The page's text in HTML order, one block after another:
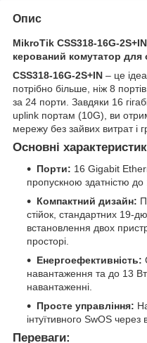
Опис
MikroTik CSS318-16G-
керований комутатор для
CSS318-16G-2S+IN – це
потрібно більше, ніж 8
за 24 порти. Завдяки 16
uplink портам (10G), ви
мережу без зайвих витрат і
Основні
Порти: 16 Gigabit
пропускною здатністю до
Компактний дизайн:
стійок, стандартних 19-
встановлення двох
просторі.
Енергоефективність:
навантаження та до 13
навантаженні.
Просте управління:
інтуїтивного SwOS через
Переваги: